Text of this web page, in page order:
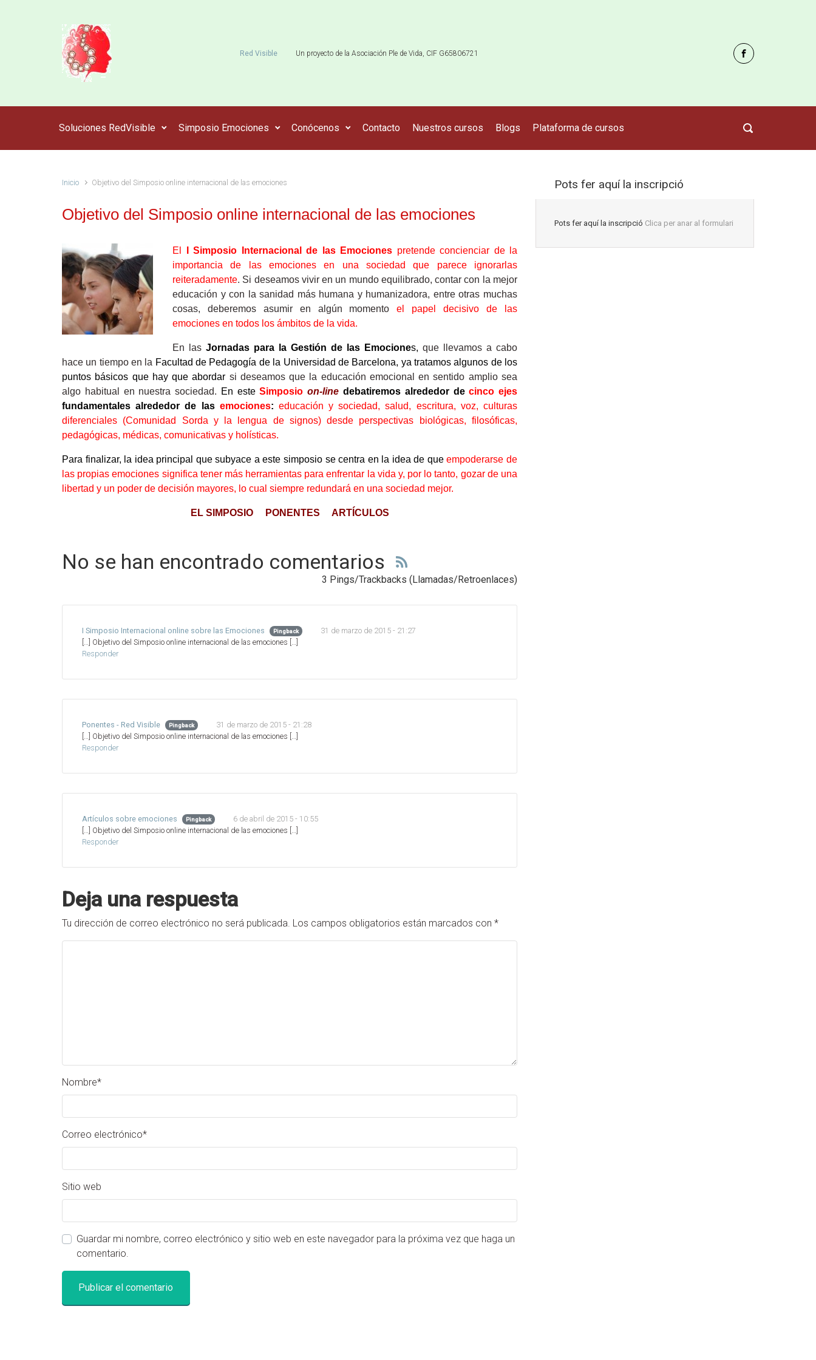
Red Visible Un proyecto de la Asociación Ple de Vida, CIF G65806721
Soluciones RedVisible Simposio Emociones Conócenos Contacto Nuestros cursos Blogs Plataforma de cursos
Inicio Objetivo del Simposio online internacional de las emociones
Objetivo del Simposio online internacional de las emociones
El I Simposio Internacional de las Emociones pretende concienciar de la
importancia de las emociones en una sociedad que parece ignorarlas
reiteradamente. Si deseamos vivir en un mundo equilibrado, contar con la mejor
educación y con la sanidad más humana y humanizadora, entre otras muchas
cosas, deberemos asumir en algún momentoel papel decisivo de las
emociones en todos los ámbitos de la vida.
En las Jornadas para la Gestión de las Emociones, que llevamos a cabo
hace un tiempo en la Facultad de Pedagogía de la Universidad de Barcelona, ya tratamos algunos de los
puntos básicos que hay que abordar si deseamos que la educación emocional en sentido amplio sea
algo habitual en nuestra sociedad. En esteSimposio on-line debatiremos alrededor decinco ejes
fundamentales alrededor de las emociones: educación y sociedad, salud, escritura, voz, culturas
diferenciales (Comunidad Sorda y la lengua de signos) desde perspectivas biológicas, filosóficas,
pedagógicas, médicas, comunicativas y holísticas.
Para finalizar, la idea principal que subyace a este simposio se centra en la idea de queempoderarse de
las propias emociones significa tener más herramientas para enfrentar la vida y, por lo tanto, gozar de una
libertad y un poder de decisión mayores, lo cual siempre redundará en una sociedad mejor.
EL SIMPOSIO PONENTES ARTÍCULOS
No se han encontrado comentarios
3 Pings/Trackbacks (Llamadas/Retroenlaces)
I Simposio Internacional online sobre las Emociones Pingback
31 de marzo de 2015 - 21:27
[…] Objetivo del Simposio online internacional de las emociones […]
Responder
Ponentes - Red Visible Pingback
31 de marzo de 2015 - 21:28
[…] Objetivo del Simposio online internacional de las emociones […]
Responder
Artículos sobre emociones Pingback
6 de abril de 2015 - 10:55
[…] Objetivo del Simposio online internacional de las emociones […]
Responder
Deja una respuesta
Tu dirección de correo electrónico no será publicada. Los campos obligatorios están marcados con *
Nombre*
Correo electrónico*
Sitio web
Guardar mi nombre, correo electrónico y sitio web en este navegador para la próxima vez que haga un
comentario.
Pots fer aquí la inscripció
Pots fer aquí la inscripció Clica per anar al formulari